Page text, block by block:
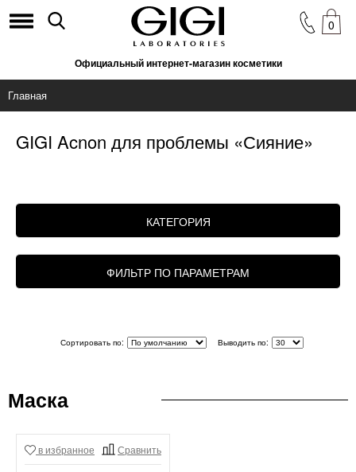
Официальный интернет-магазин косметики
0
Главная
КАТЕГОРИЯ
ФИЛЬТР ПО ПАРАМЕТРАМ
GIGI Acnon для проблемы «Сияние»
Сортировать по: Выводить по:
Маска
в избранное Сравнить